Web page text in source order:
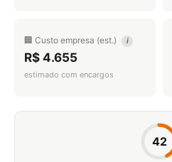
🏢 Custo empresa (est.) i
R$ 4.655
estimado com encargos
42